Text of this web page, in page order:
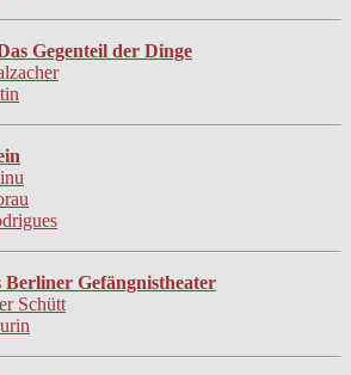
Gegenteil der Dinge
Gefängnistheater
Schütt